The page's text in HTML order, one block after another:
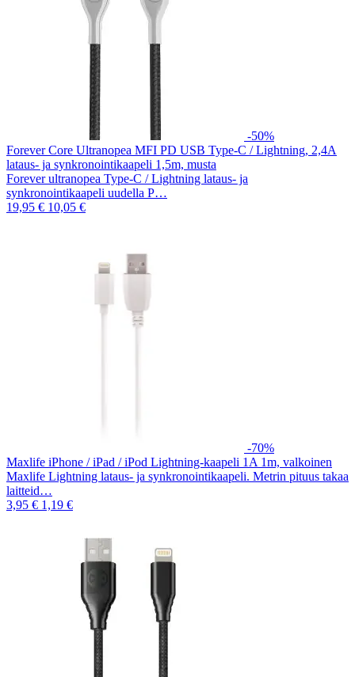
-50%
Forever Core Ultranopea MFI PD USB Type-C / Lightning, 2,4A
lataus- ja synkronointikaapeli 1,5m, musta
Forever ultranopea Type-C / Lightning lataus- ja
synkronointikaapeli uudella P…
19,95 € 10,05 €
-70%
Maxlife iPhone / iPad / iPod Lightning-kaapeli 1A 1m, valkoinen
Maxlife Lightning lataus- ja synkronointikaapeli. Metrin pituus takaa
laitteid…
3,95 € 1,19 €